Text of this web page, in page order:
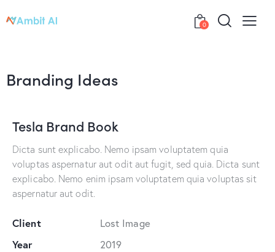
0
Branding Ideas
Tesla Brand Book
Dicta sunt explicabo. Nemo ipsam voluptatem quia
voluptas aspernatur aut odit aut fugit, sed quia. Dicta sunt
explicabo. Nemo enim ipsam voluptatem quia voluptas sit
aspernatur aut odit.
Client
Lost Image
Year
2019